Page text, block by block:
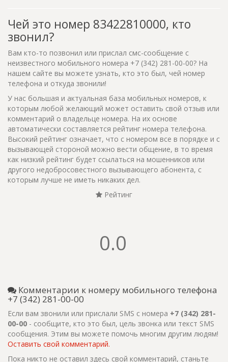
Чей это номер 83422810000, кто
звонил?
Вам кто-то позвонил или прислал смс-сообщение с
неизвестного мобильного номера +7 (342) 281-00-00? На
нашем сайте вы можете узнать, кто это был, чей номер
телефона и откуда звонили!
У нас большая и актуальная база мобильных номеров, к
которым любой желающий может оставить свой отзыв или
комментарий о владельце номера. На их основе
автоматически составляется рейтинг номера телефона.
Высокий рейтинг означает, что с номером все в порядке и с
вызывающей стороной можно вести общение, в то время
как низкий рейтинг будет ссылаться на мошенников или
другого недобросовестного вызывающего абонента, с
которым лучше не иметь никаких дел.
Рейтинг
0.0
Комментарии к номеру мобильного телефона
+7 (342) 281-00-00
Если вам звонили или прислали SMS с номера +7 (342) 281-
00-00 - сообщите, кто это был, цель звонка или текст SMS
сообщения. Этим вы можете помочь многим другим людям!
Оставить свой комментарий.
Пока никто не оставил здесь свой комментарий, станьте